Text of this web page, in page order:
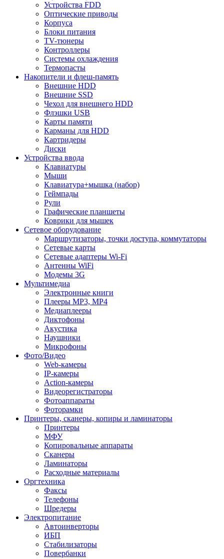
Устройства FDD
Оптические приводы
Корпуса
Блоки питания
TV-тюнеры
Контроллеры
Системы охлаждения
Термопасты
Накопители и флеш-память
Внешние HDD
Внешние SSD
Чехол для внешнего HDD
Флэшки USB
Карты памяти
Карманы для HDD
Картридеры
Диски
Устройства ввода
Клавиатуры
Мыши
Клавиатура+мышка (набор)
Геймпады
Рули
Графические планшеты
Коврики для мышек
Сетевое оборудование
Маршрутизаторы, точки доступа, коммутаторы
Сетевые карты
Сетевые адаптеры Wi-Fi
Антенны WiFi
Модемы 3G
Мультимедиа
Электронные книги
Плееры MP3, MP4
Медиаплееры
Диктофоны
Акустика
Наушники
Микрофоны
Фото/Видео
Web-камеры
IP-камеры
Action-камеры
Видеорегистраторы
Фотоаппараты
Фоторамки
Принтеры, сканеры, копиры и ламинаторы
Принтеры
МФУ
Копировальные аппараты
Сканеры
Ламинаторы
Расходные материалы
Оргтехника
Факсы
Телефоны
Шредеры
Электропитание
Автоинверторы
ИБП
Стабилизаторы
Повербанки